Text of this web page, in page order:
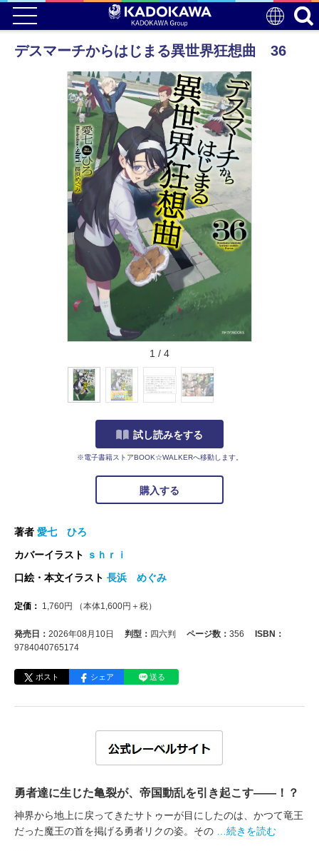
デスマーチからはじまる異世界狂想曲 36
1 / 4
試し読みをする
※電子書籍ストアBOOK☆WALKERへ移動します。
購入する
著者 愛七 ひろ
カバーイラスト
ｓｈｒｉ
口絵・本文イラスト 長浜 めぐみ
定価： 1,760円 （本体1,600円＋税）
発売日： 2026年08月10日 判型： 四六判 ページ数： 356
ISBN：
9784040765174
ポスト シェア 送る
勇者達に生じた亀裂が、帝国動乱を引き起こす――！？
神界から地上に戻ってきたサトゥーが目にしたのは、かつて竜王
だった魔王の首を掲げる勇者リクの姿。その
…続きを読む